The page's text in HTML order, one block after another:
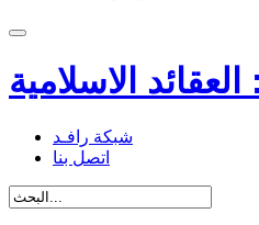
الاسلامية
شبكة رافـد
اتصل بنا